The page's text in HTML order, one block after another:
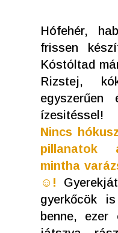
Hófehér,
frissen
Kóstóltad
Rizstej,
egyszerűen
ízesitéssel!
Nincs
pillanatok
mintha
☺!
gyerkőcök
benne, ezer